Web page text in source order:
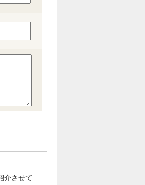
介させて